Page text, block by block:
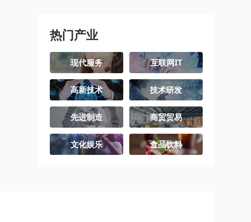
热门产业
现代服务 互联网IT
高新技术 技术研发
先进制造 商贸贸易
文化娱乐 食品饮料